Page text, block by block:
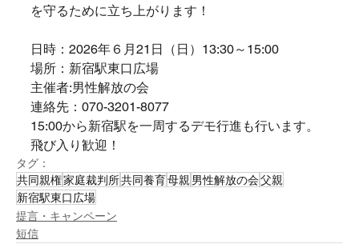
を守るために立ち上がります！
日時：2026年６月21日（日）13:30～15:00
場所：新宿駅東口広場
主催者:男性解放の会
連絡先：070-3201-8077
15:00から新宿駅を一周するデモ行進も行います。
飛び入り歓迎！
タグ：
共同親権家庭裁判所共同養育母親 男性解放の会父親
新宿駅東口広場
提言・キャンペーン
短信